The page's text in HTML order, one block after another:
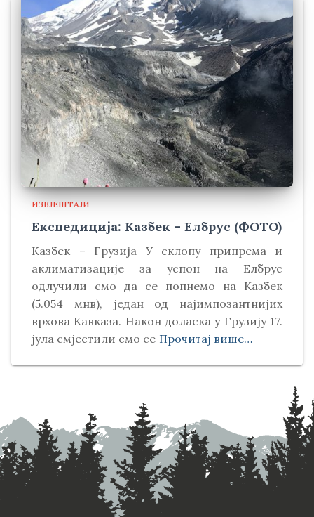
ИЗВЈЕШТАЈИ
Експедиција: Казбек – Елбрус (ФОТО)
Kазбек – Грузија У склопу припрема и
аклиматизације за успон на Елбрус
одлучили смо да се попнемо на Kазбек
(5.054 мнв), један од најимпозантнијих
врхова Kавказа. Након доласка у Грузију 17.
јула смјестили смо се Прочитај више…